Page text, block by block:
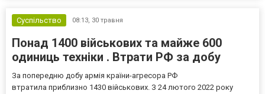
Суспільство 08:13, 30 травня
Понад 1400 військових та майже 600
одиниць техніки . Втрати РФ за добу
За попередню добу армія країни-агресора РФ
втратила приблизно 1430 військових. З 24 лютого 2022 року